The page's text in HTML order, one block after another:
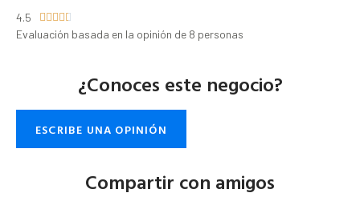
4.5 
Evaluación basada en la opinión de 8 personas
¿Conoces este negocio?
ESCRIBE UNA OPINIÓN
Compartir con amigos